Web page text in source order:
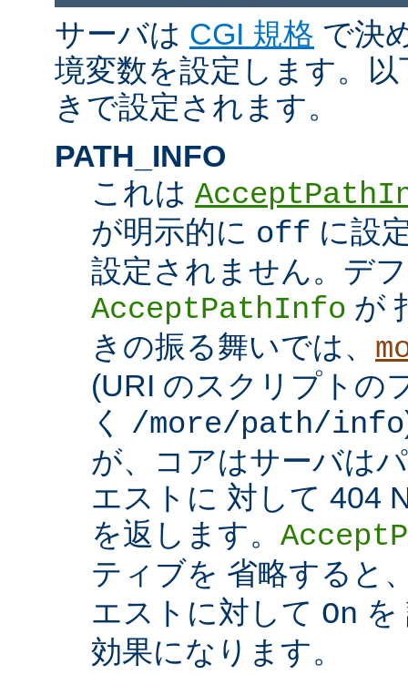
サーバは CGI 規格 で決
境変数を設定します。
きで設定されます。
PATH_INFO
これは
が明示的に off に設
設定されません。デ
AcceptPathInfo が
きの振る舞いでは、
(URI のスクリプトの
く /more/path/info
が、コアはサーバは
エストに 対して 404
を返します。
ティブを 省略すると
エストに対して On を
効果になります。